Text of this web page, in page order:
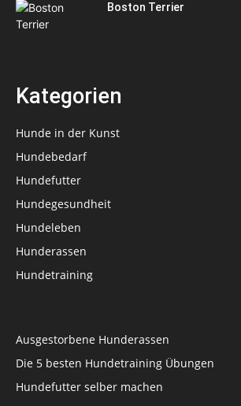
Boston Terrier
Kategorien
Hunde in der Kunst
Hundebedarf
Hundefutter
Hundegesundheit
Hundeleben
Hunderassen
Hundetraining
Ausgestorbene Hunderassen
Die 5 besten Hundetraining Übungen
Hundefutter selber machen